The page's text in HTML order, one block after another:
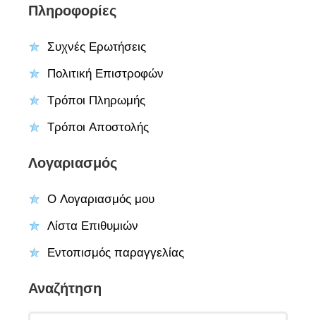
Πληροφορίες
Συχνές Ερωτήσεις
Πολιτική Επιστροφών
Τρόποι Πληρωμής
Τρόποι Αποστολής
Λογαριασμός
Ο Λογαριασμός μου
Λίστα Επιθυμιών
Εντοπισμός παραγγελίας
Αναζήτηση